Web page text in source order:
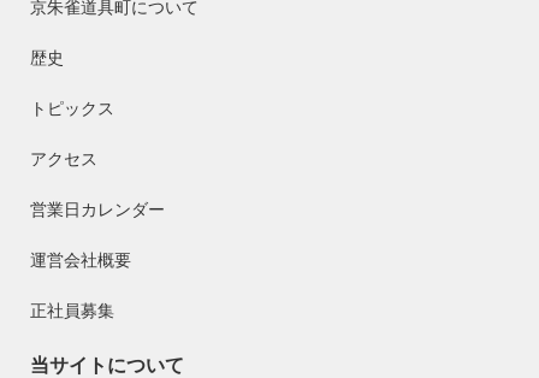
京朱雀道具町について
歴史
トピックス
アクセス
営業日カレンダー
運営会社概要
正社員募集
当サイトについて